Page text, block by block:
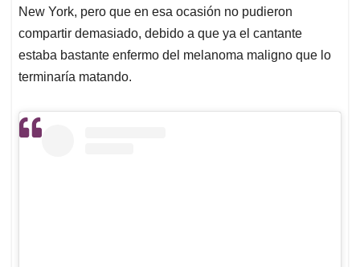
New York, pero que en esa ocasión no pudieron
compartir demasiado, debido a que ya el cantante
estaba bastante enfermo del melanoma maligno que lo
terminaría matando.